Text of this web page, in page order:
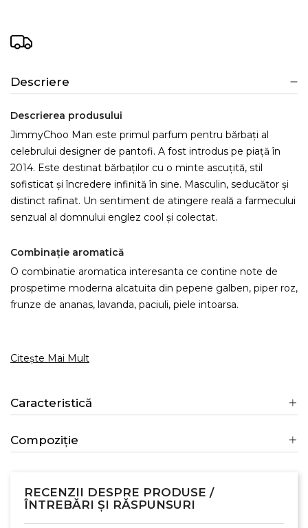
Descriere
Descrierea produsului
JimmyChoo Man este primul parfum pentru bărbați al
celebrului designer de pantofi. A fost introdus pe piață în
2014. Este destinat bărbaților cu o minte ascuțită, stil
sofisticat și încredere infinită în sine. Masculin, seducător și
distinct rafinat. Un sentiment de atingere reală a farmecului
senzual al domnului englez cool și colectat.
Combinație aromatică
O combinatie aromatica interesanta ce contine note de
prospetime moderna alcatuita din pepene galben, piper roz,
frunze de ananas, lavanda, paciuli, piele intoarsa.
Citește Mai Mult
Caracteristică
Compoziție
RECENZII DESPRE PRODUSE /
ÎNTREBĂRI ȘI RĂSPUNSURI